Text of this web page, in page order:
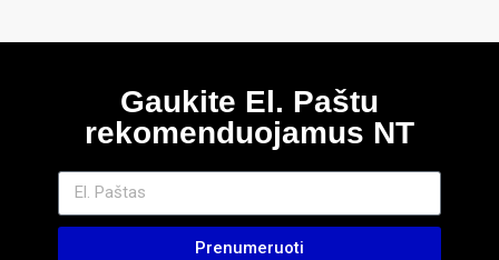
Gaukite El. Paštu
rekomenduojamus NT
Prenumeruoti